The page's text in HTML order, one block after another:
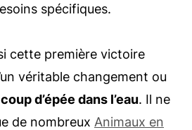
spécifiques.
cette première victoire
véritable changement ou
coup d’épée dans l’eau. Il ne
de nombreux Animaux en